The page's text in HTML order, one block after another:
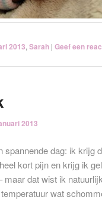
2013, Sarah | Geef een
2013
spannende dag: ik krijg
kort pijn en krijg ik
maar dat wist ik
wat